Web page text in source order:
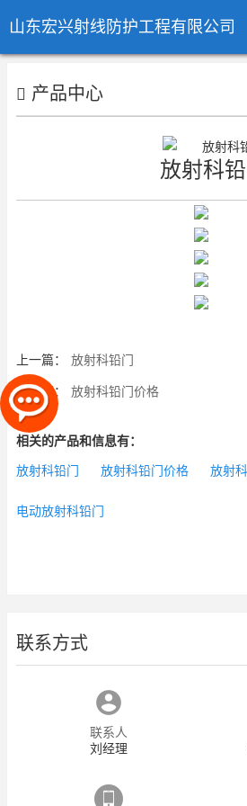
山东宏兴射线防护工程有限公司
产品中心
放射科
上一篇： 放射科铅门
下一篇： 放射科铅门价格
相关的产品和信息有：
放射科铅门 放射科铅门价格 放射
电动放射科铅门
联系方式
联系人
刘经理